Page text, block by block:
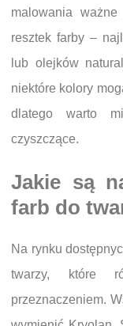
malowania
resztek farby –
lub olejków
niektóre kolory
dlatego warto
czyszczące.
Jakie są
farb do
Na rynku
twarzy, które
przeznaczeniem.